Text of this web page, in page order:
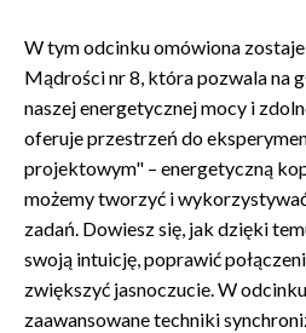
W tym odcinku omówiona
Mądrości nr 8, która pozwala na
naszej energetycznej mocy i
oferuje przestrzeń do
projektowym" – energetyczną
możemy tworzyć i
zadań. Dowiesz się, jak dzięki
swoją intuicję, poprawić
zwiększyć jasnoczucie. W
zaawansowane techniki